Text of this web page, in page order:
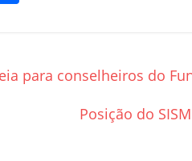
e
para conselheiros do
Posição do